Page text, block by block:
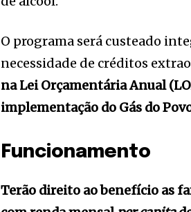
O programa será custeado
necessidade de créditos
na Lei Orçamentária Anual
implementação do Gás do
Funcionamento
Terão direito ao benefício as